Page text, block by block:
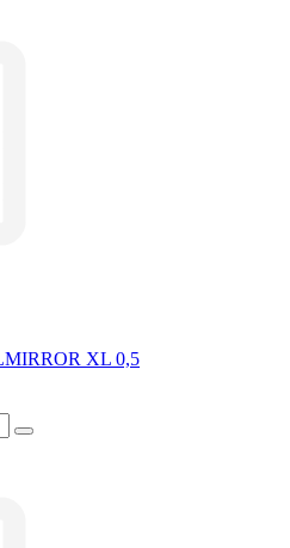
XL 0,5